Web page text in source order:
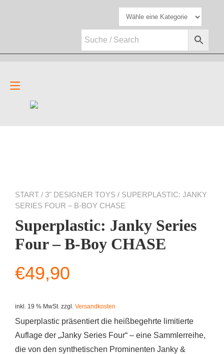
Navigation
umschalten
START / 3" DESIGNER TOYS / SUPERPLASTIC: JANKY
SERIES FOUR – B-BOY CHASE
Superplastic: Janky Series
Four – B-Boy CHASE
€49,90
inkl. 19 % MwSt. zzgl. Versandkosten
Superplastic präsentiert die heißbegehrte limitierte
Auflage der „Janky Series Four“ – eine Sammlerreihe,
die von den synthetischen Prominenten Janky &